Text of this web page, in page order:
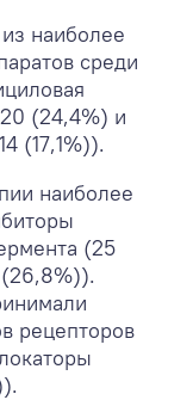
наиболее
среди
(24,4%) и
(17,1%)).
наиболее
(25
рецепторов